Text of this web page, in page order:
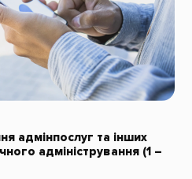
адмінпослуг та інших
адміністрування (1 –